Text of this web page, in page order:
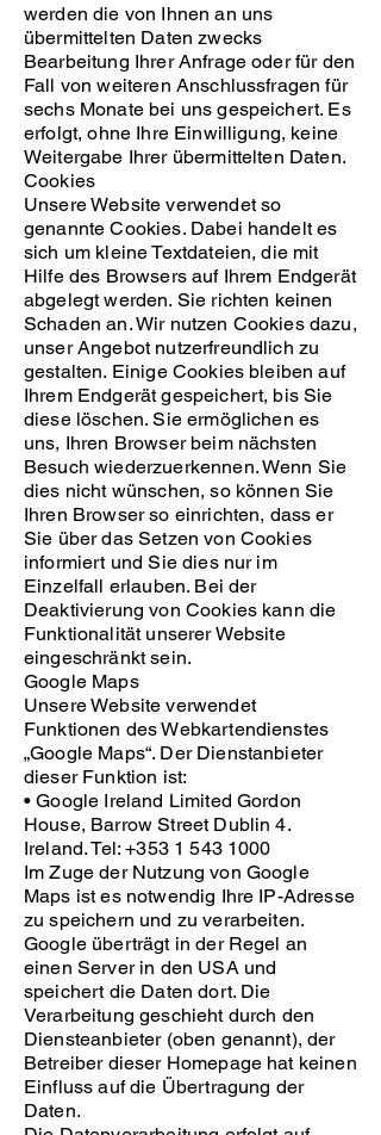
werden die von Ihnen an uns
übermittelten Daten zwecks
Bearbeitung Ihrer Anfrage oder für den
Fall von weiteren Anschlussfragen für
sechs Monate bei uns gespeichert. Es
erfolgt, ohne Ihre Einwilligung, keine
Weitergabe Ihrer übermittelten Daten.
Cookies
Unsere Website verwendet so
genannte Cookies. Dabei handelt es
sich um kleine Textdateien, die mit
Hilfe des Browsers auf Ihrem Endgerät
abgelegt werden. Sie richten keinen
Schaden an. Wir nutzen Cookies dazu,
unser Angebot nutzerfreundlich zu
gestalten. Einige Cookies bleiben auf
Ihrem Endgerät gespeichert, bis Sie
diese löschen. Sie ermöglichen es
uns, Ihren Browser beim nächsten
Besuch wiederzuerkennen. Wenn Sie
dies nicht wünschen, so können Sie
Ihren Browser so einrichten, dass er
Sie über das Setzen von Cookies
informiert und Sie dies nur im
Einzelfall erlauben. Bei der
Deaktivierung von Cookies kann die
Funktionalität unserer Website
eingeschränkt sein.
Google Maps
Unsere Website verwendet
Funktionen des Webkartendienstes
„Google Maps“. Der Dienstanbieter
dieser Funktion ist:
• Google Ireland Limited Gordon
House, Barrow Street Dublin 4.
Ireland. Tel: +353 1 543 1000
Im Zuge der Nutzung von Google
Maps ist es notwendig Ihre IP-Adresse
zu speichern und zu verarbeiten.
Google überträgt in der Regel an
einen Server in den USA und
speichert die Daten dort. Die
Verarbeitung geschieht durch den
Diensteanbieter (oben genannt), der
Betreiber dieser Homepage hat keinen
Einfluss auf die Übertragung der
Daten.